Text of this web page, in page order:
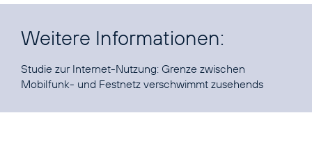
Weitere Informationen:
Studie zur Internet-Nutzung: Grenze zwischen
Mobilfunk- und Festnetz verschwimmt zusehends